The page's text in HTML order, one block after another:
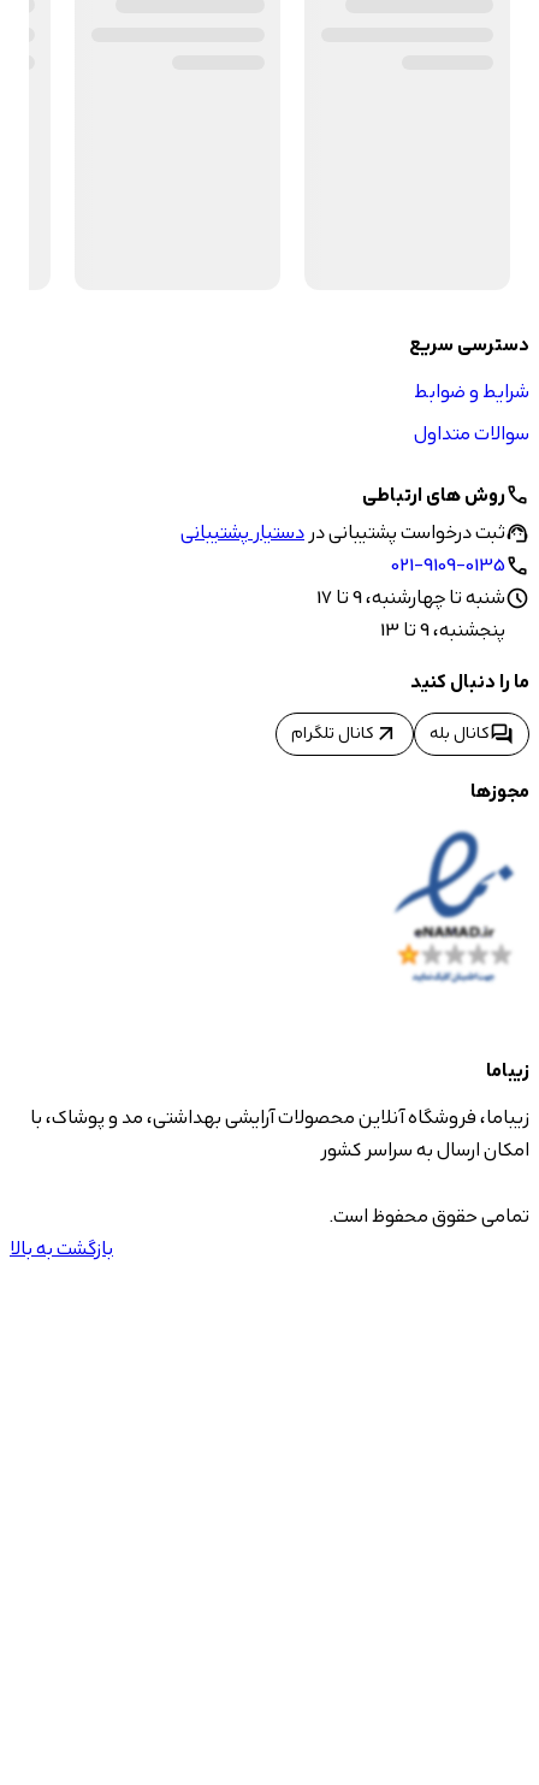
دسترسی سریع
شرایط و ضوابط
سوالات متداول
callروش های ارتباطی
support_agentثبت درخواست پشتیبانی دردستیار پشتیبانی
call
021-9109-0135
scheduleشنبه تا چهارشنبه، 9 تا 17
پنجشنبه، 9 تا 13
ما را دنبال کنید
forumکانال بله arrow_outward کانال تلگرام
مجوزها
زیباما
زیباما، فروشگاه آنلاین محصولات آرایشی بهداشتی، مد و پوشاک، با
امکان ارسال به سراسر کشور
تمامی حقوق محفوظ است.
بازگشت به بالا